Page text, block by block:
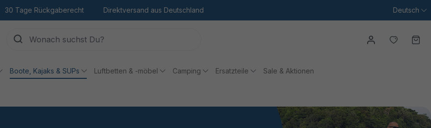
30 Tage Rückgaberecht Direktversand aus Deutschland Deutsch
Du
Boote, Kajaks & SUPs Luftbetten & -möbel Camping Ersatzteile Sale & Aktionen